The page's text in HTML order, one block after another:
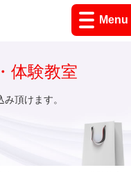
Menu
体験教室
頂けます。